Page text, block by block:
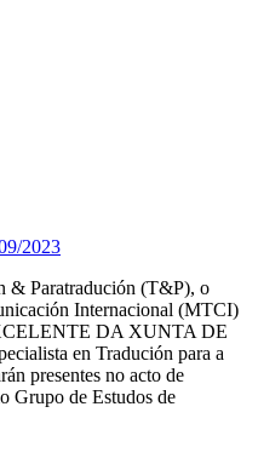
2023
& Paratradución (T&P), o
Internacional (MTCI)
DA XUNTA DE
en Tradución para a
presentes no acto de
Grupo de Estudos de